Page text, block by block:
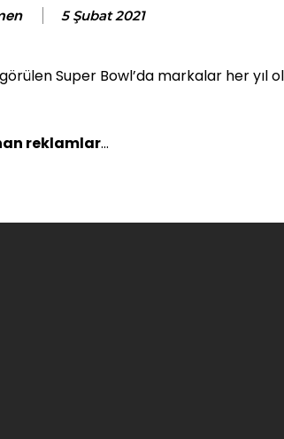
5 Şubat 2021
Super Bowl’da markalar her yıl
reklamlar…